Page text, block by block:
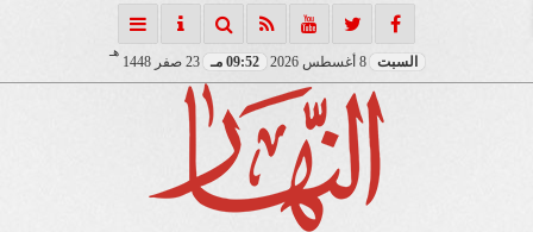
السبت 8 أغسطس 2026 09:52 مـ 23 صفر 1448
هـ